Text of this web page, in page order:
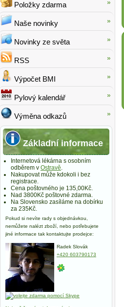
Položky zdarma
Naše novinky
Novinky ze světa
RSS
Výpočet BMI
Pylový kalendář
Výměna odkazů
Základní informace
Internetová lékárna s osobním
odběrem v Ostravě.
Nakupovat může kdokoli i bez
registrace.
Cena poštovného je 135,00Kč.
Nad 3800Kč poštovné zdarma.
Na Slovensko zasíláme na dobírku
za 235Kč.
Pokud si nevíte rady s objednávkou,
nemůžete nalézt zboží, nebo potřebujete
jiné informace tak kontaktujte prodejce:
Radek Slovák
+420 603790173